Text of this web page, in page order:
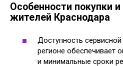
Особенности покупки
жителей Краснодара
Доступность
регионе обеспечивает
и минимальные сроки